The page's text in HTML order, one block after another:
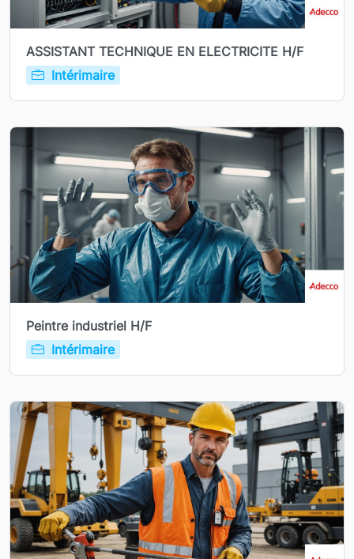
ASSISTANT TECHNIQUE EN ELECTRICITE H/F
Intérimaire
Peintre industriel H/F
Intérimaire